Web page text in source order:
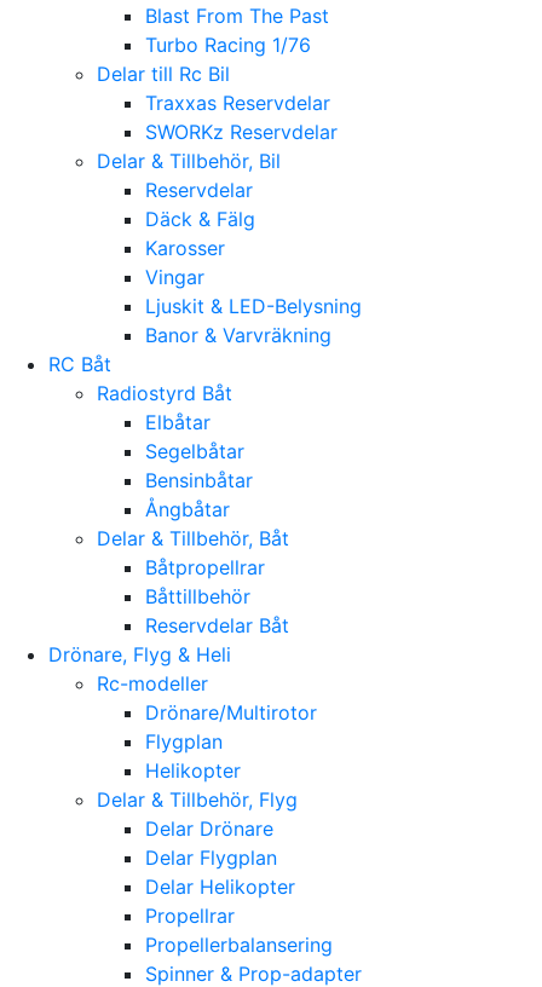
Blast From The Past
Turbo Racing 1/76
Delar till Rc Bil
Traxxas Reservdelar
SWORKz Reservdelar
Delar & Tillbehör, Bil
Reservdelar
Däck & Fälg
Karosser
Vingar
Ljuskit & LED-Belysning
Banor & Varvräkning
RC Båt
Radiostyrd Båt
Elbåtar
Segelbåtar
Bensinbåtar
Ångbåtar
Delar & Tillbehör, Båt
Båtpropellrar
Båttillbehör
Reservdelar Båt
Drönare, Flyg & Heli
Rc-modeller
Drönare/Multirotor
Flygplan
Helikopter
Delar & Tillbehör, Flyg
Delar Drönare
Delar Flygplan
Delar Helikopter
Propellrar
Propellerbalansering
Spinner & Prop-adapter